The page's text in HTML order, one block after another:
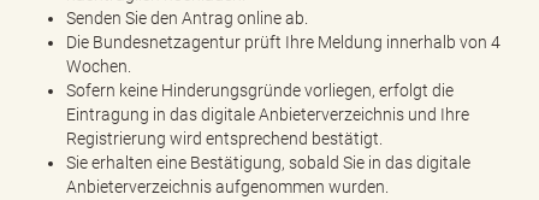
Senden Sie den Antrag online ab.
Die Bundesnetzagentur prüft Ihre Meldung innerhalb von 4
Wochen.
Sofern keine Hinderungsgründe vorliegen, erfolgt die
Eintragung in das digitale Anbieterverzeichnis und Ihre
Registrierung wird entsprechend bestätigt.
Sie erhalten eine Bestätigung, sobald Sie in das digitale
Anbieterverzeichnis aufgenommen wurden.